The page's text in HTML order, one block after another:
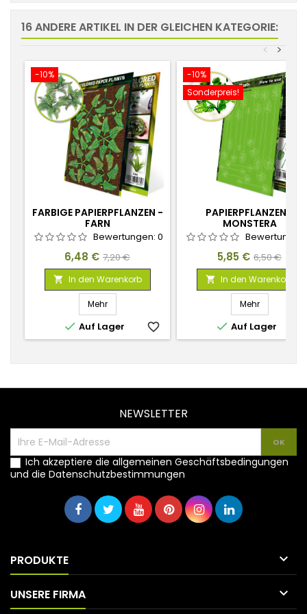
16 ANDERE ARTIKEL IN DER GLEICHEN KATEGORIE:
>
<
-10%
FARBIGE PAPIERPFLANZEN -
FARN
Bewertungen: 0
Preis
6,48 € Verkaufspreis
7,20 €
 In den Warenkorb
Mehr
 Auf Lager favorite_border
-10%
Sonderpreis!
PAPIERPFLANZEN -
MONSTERA
Preis
5,85 € 6,50 €
 In den Warenkorb
Mehr
 Auf Lager
NEWSLETTER
Ich akzeptiere die allgemeinen Geschäftsbedingungen
und die Datenschutzbestimmungen
PRODUKTE 
UNSERE FIRMA 